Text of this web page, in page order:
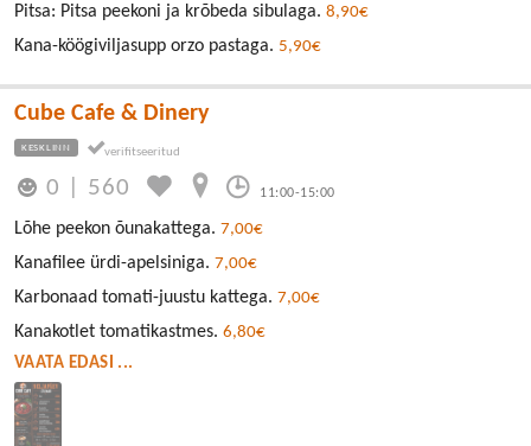
Pitsa: Pitsa peekoni ja krõbeda sibulaga. 8,90€
Kana-köögiviljasupp orzo pastaga. 5,90€
Cube Cafe & Dinery
KESKLINN
0 560 11:00-15:00
Lõhe peekon õunakattega. 7,00€
Kanafilee ürdi-apelsiniga. 7,00€
Karbonaad tomati-juustu kattega. 7,00€
Kanakotlet tomatikastmes. 6,80€
VAATA EDASI ...